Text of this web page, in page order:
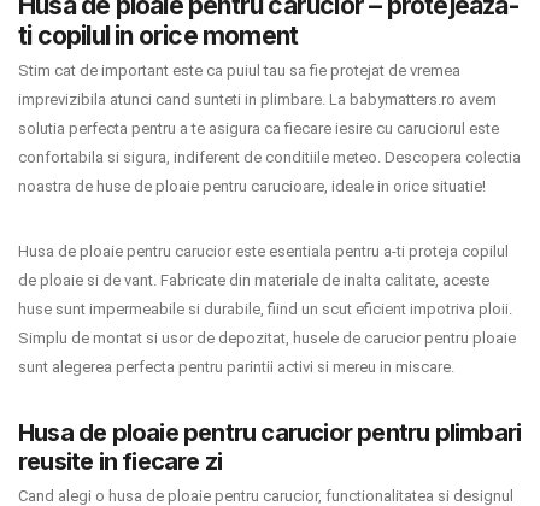
ti copilul in orice moment
Stim cat de important este ca puiul tau sa fie protejat de vremea
imprevizibila atunci cand sunteti in plimbare. La babymatters.ro avem
solutia perfecta pentru a te asigura ca fiecare iesire cu caruciorul este
confortabila si sigura, indiferent de conditiile meteo. Descopera colectia
noastra de huse de ploaie pentru carucioare, ideale in orice situatie!
Husa de ploaie pentru carucior este esentiala pentru a-ti proteja copilul
de ploaie si de vant. Fabricate din materiale de inalta calitate, aceste
huse sunt impermeabile si durabile, fiind un scut eficient impotriva ploii.
Simplu de montat si usor de depozitat, husele de carucior pentru ploaie
sunt alegerea perfecta pentru parintii activi si mereu in miscare.
Husa de ploaie pentru carucior pentru plimbari
reusite in fiecare zi
Cand alegi o husa de ploaie pentru carucior, functionalitatea si designul